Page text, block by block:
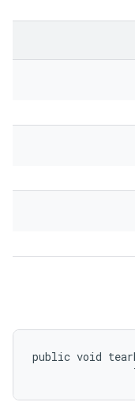
public void